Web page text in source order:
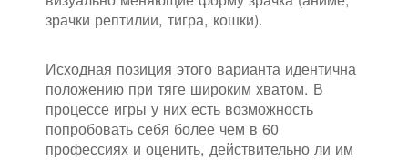
зрачки рептилии, тигра, кошки).
Исходная позиция этого варианта идентична
положению при тяге широким хватом. В
процессе игры у них есть возможность
попробовать себя более чем в 60
профессиях и оценить, действительно ли им